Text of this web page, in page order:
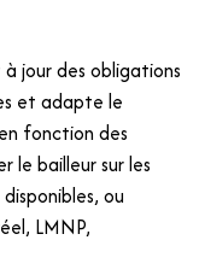
jour des obligations
et adapte le
fonction des
le bailleur sur les
ou
LMNP,